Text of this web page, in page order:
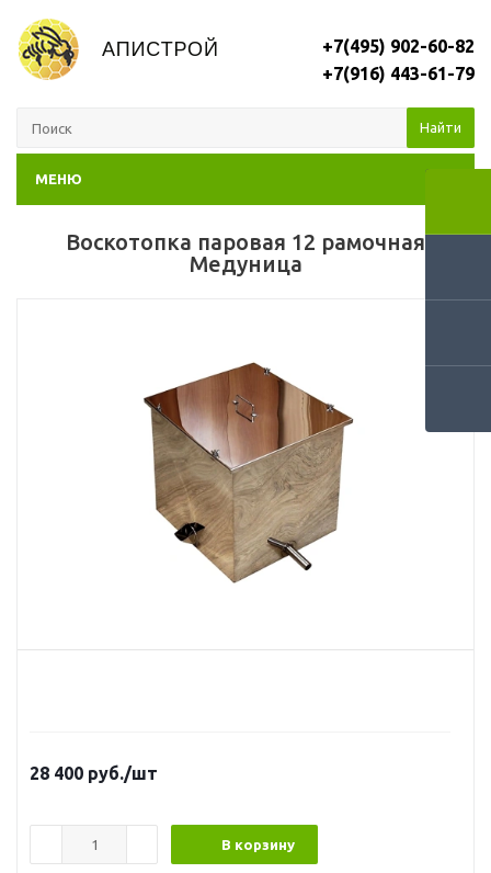
+7(495) 902-60-82
+7(916) 443-61-79
Найти
МЕНЮ
Воскотопка паровая 12 рамочная
Медуница
28 400 руб./шт
В корзину